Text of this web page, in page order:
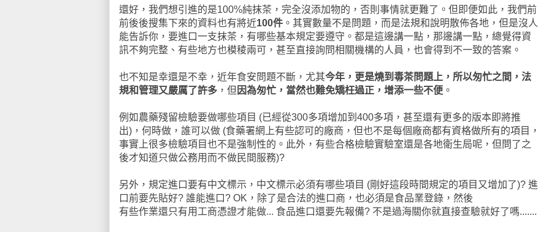
還好，我們想引進的是100%純抹茶，完全沒添加物的，否則事情就更難了。但即便如此，我們前
前後後搜集下來的資料也有將近100件 。其實數量不是問題，而是法規和說明散佈各地，但是沒人
能告訴你，要進口一支抹茶，有哪些基本規定要遵守。都是這邊講一點，那邊講一點，總覺得資
訊不夠完整、有些地方也模稜兩可，甚至直接詢問相關機構的人員，也會得到不一致的答案。
也不知是幸還是不幸，近年食安問題不斷，尤其今年，更是燒到毒茶問題上，所以匆忙之間，法
規和管理又嚴厲了許多 ，但 因為匆忙，當然也難免矯枉過正，增添一些不便 。
例如農藥殘留檢驗要做哪些項目 (已經從300多項增加到400多項，甚至還有更多的版本即將推
出)，何時做，誰可以做 (食藥署網上有些認可的廠商，但也不是每個廠商都有資格做所有的項目，
事實上很多檢驗項目也不是強制性的。此外，有些合格檢驗實驗室還是各地衛生局呢，但問了之
後才知道只做公務用而不做民間服務)?
另外，規定進口要有中文標示，中文標示必須有哪些項目 (剛好這段時間規定的項目又增加了)? 進
口前要先貼好? 誰能進口? OK，除了是合法的進口商，也必須是食品業登錄，然後
有些作業還只有用工商憑證才能做... 食品進口還要先報備? 不是過海關你就直接查驗就好了嗎.......